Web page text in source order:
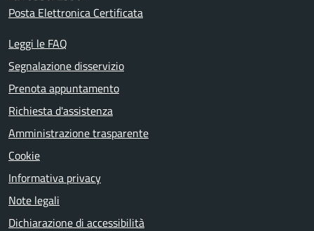
Posta Elettronica Certificata
Leggi le FAQ
Segnalazione disservizio
Prenota appuntamento
Richiesta d'assistenza
Amministrazione trasparente
Cookie
Informativa privacy
Note legali
Dichiarazione di accessibilità